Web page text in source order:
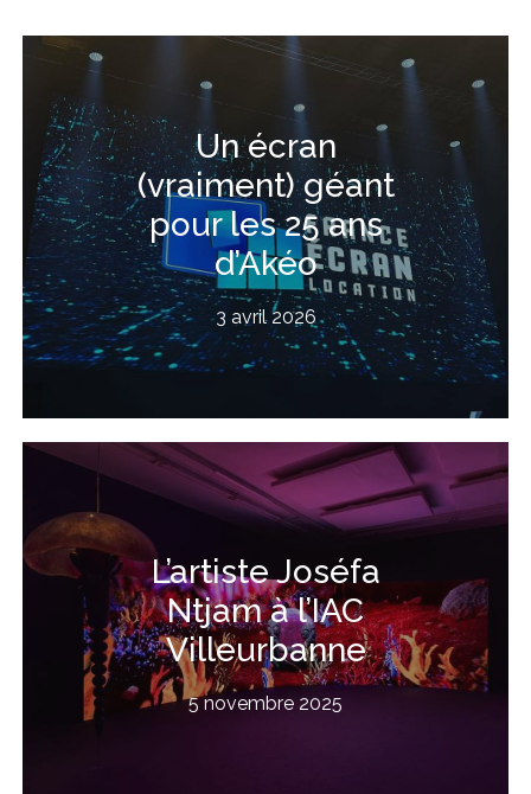
Un écran
(vraiment) géant
pour les 25 ans
d’Akéo
3 avril 2026
L’artiste Joséfa
Ntjam à l’IAC
Villeurbanne
5 novembre 2025